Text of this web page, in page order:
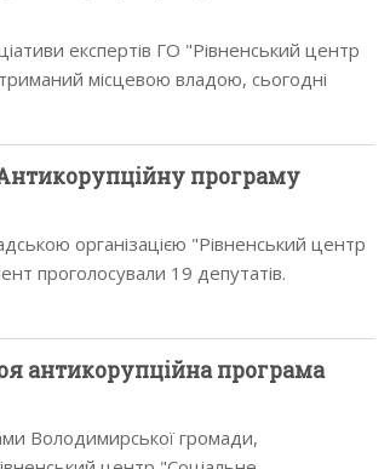
експертів ГО "Рівненський центр
місцевою владою, сьогодні
міської…
програму
організацією "Рівненський центр
проголосували 19 депутатів.
антикорупційна програма
Володимирської громади,